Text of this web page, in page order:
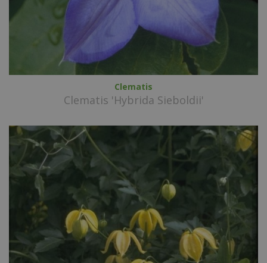
Clematis
Clematis 'Hybrida Sieboldii'